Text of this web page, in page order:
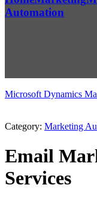
Automation
Microsoft Dynamics
Category: Marketing
Email
Services